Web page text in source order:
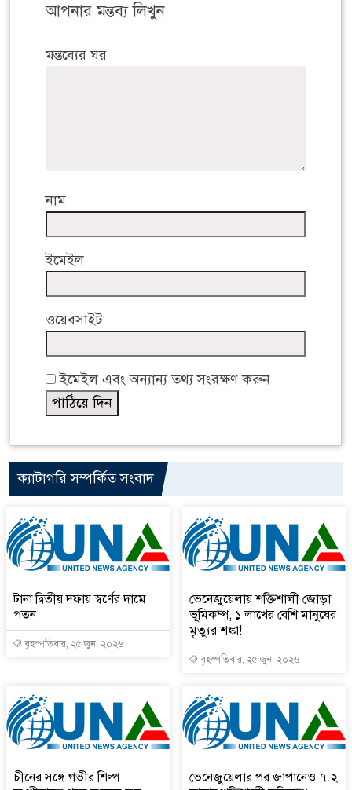
আপনার মন্তব্য লিখুন
মন্তব্যের ঘর
নাম
ইমেইল
ওয়েবসাইট
ইমেইল এবং অন্যান্য তথ্য সংরক্ষণ করুন
ক্যাটাগরি সম্পর্কিত সংবাদ
টানা দ্বিতীয় দফায় স্বর্ণের দামে
পতন
বৃহস্পতিবার, ২৫ জুন, ২০২৬
ভেনেজুয়েলায় শক্তিশালী জোড়া
ভূমিকম্প, ১ লাখের বেশি মানুষের
মৃত্যুর শঙ্কা!
বৃহস্পতিবার, ২৫ জুন, ২০২৬
চীনের সঙ্গে গভীর শিল্প
ভেনেজুয়েলার পর জাপানেও ৭.২